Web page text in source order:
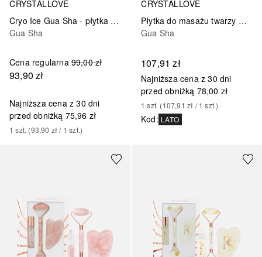
CRYSTALLOVE
Cryo Ice Gua Sha - płytka do masażu
Gua Sha
Cena regularna 99,00 zł
93,90 zł
Najniższa cena z 30 dni
przed obniżką 75,96 zł
1 szt. (93,90 zł / 1 szt.)
CRYSTALLOVE
Płytka do masażu twarzy Gua Sha z Ametystu
Gua Sha
107,91 zł
Najniższa cena z 30 dni
przed obniżką 78,00 zł
1 szt. (107,91 zł / 1 szt.)
Kod: LATO